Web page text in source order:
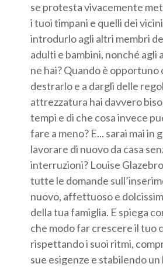
se protesta vivacemente
i tuoi timpani e quelli dei
introdurlo agli altri membri
adulti e bambini, nonché agli
ne hai? Quando è opportuno
destrarlo e a dargli delle
attrezzatura hai davvero
tempi e di che cosa invece
fare a meno? E... sarai mai in
lavorare di nuovo da casa
interruzioni? Louise
tutte le domande
nuovo, affettuoso e
della tua famiglia. E spiega
che modo far crescere il tuo
rispettando i suoi ritmi,
sue esigenze e stabilendo un